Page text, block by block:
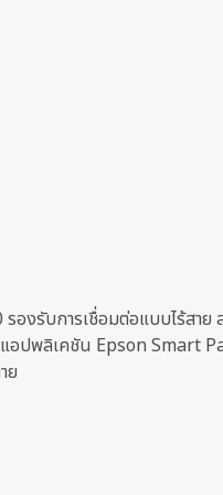
งรับการเชื่อมต่อแบบไร้สาย
แอปพลิเคชัน Epson Smart
ย